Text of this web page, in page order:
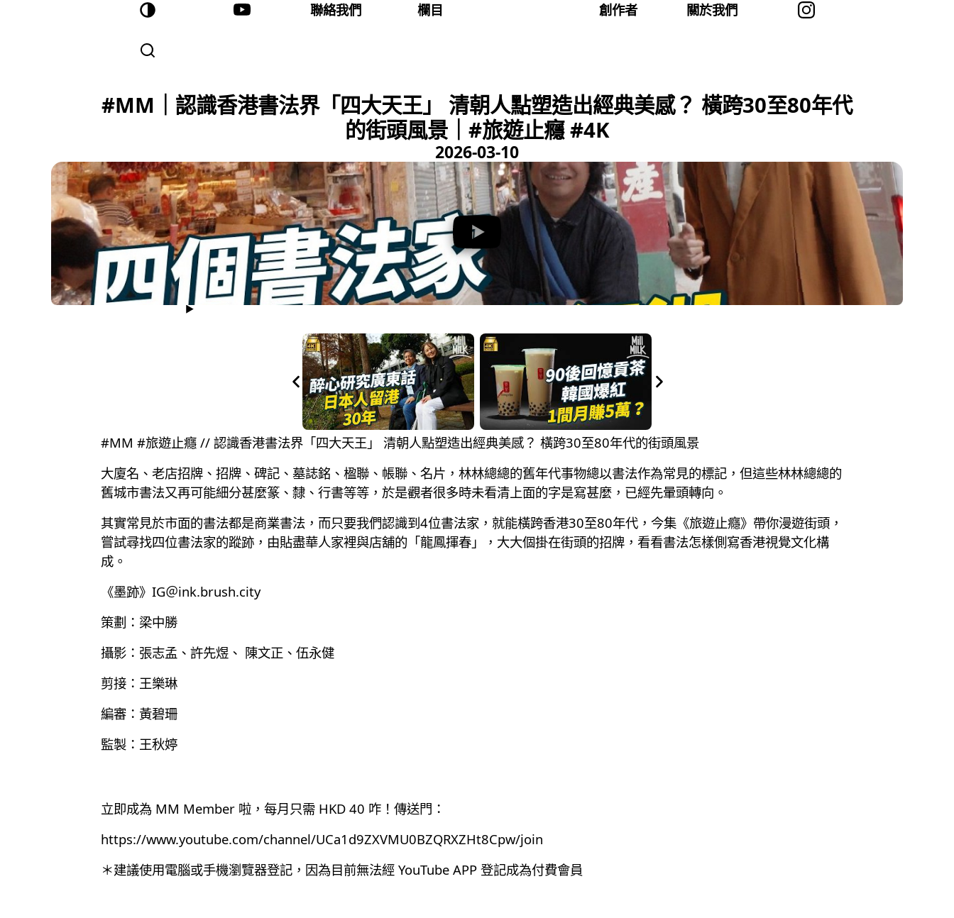
聯絡我們 欄目 創作者 關於我們
#MM｜認識香港書法界「四大天王」 清朝人點塑造出經典美感？ 橫跨30至80年代
的街頭風景｜#旅遊止癮 #4K
2026-03-10
#MM #旅遊止癮 // 認識香港書法界「四大天王」 清朝人點塑造出經典美感？ 橫跨30至80年代的街頭風景
大廈名、老店招牌、招牌、碑記、墓誌銘、楹聯、帳聯、名片，林林總總的舊年代事物總以書法作為常見的標記，但這些林林總總的
舊城市書法又再可能細分甚麼篆、隸、行書等等，於是觀者很多時未看清上面的字是寫甚麼，已經先暈頭轉向。
其實常見於市面的書法都是商業書法，而只要我們認識到4位書法家，就能橫跨香港30至80年代，今集《旅遊止癮》帶你漫遊街頭，
嘗試尋找四位書法家的蹤跡，由貼盡華人家裡與店舖的「龍鳳揮春」，大大個掛在街頭的招牌，看看書法怎樣側寫香港視覺文化構
成。
《墨跡》IG＠ink.brush.city
策劃：梁中勝
攝影：張志孟、許先煜、 陳文正、伍永健
剪接：王樂琳
編審：黃碧珊
監製：王秋婷
立即成為 MM Member 啦，每月只需 HKD 40 咋！傳送門：
https://www.youtube.com/channel/UCa1d9ZXVMU0BZQRXZHt8Cpw/join
＊建議使用電腦或手機瀏覽器登記，因為目前無法經 YouTube APP 登記成為付費會員